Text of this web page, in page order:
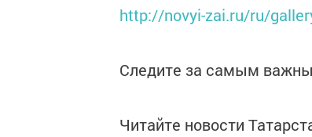
http://novyi-zai.ru/ru/
Следите за самым
Читайте новости